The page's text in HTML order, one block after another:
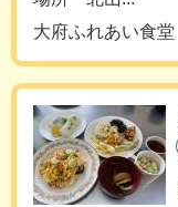
大府ふれあい食堂